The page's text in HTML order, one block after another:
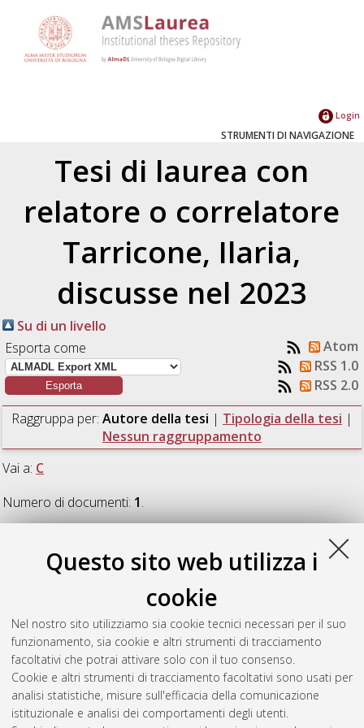
Questo sito web utilizza i
cookie
Nel nostro sito utilizziamo sia cookie tecnici necessari per il suo
funzionamento, sia cookie e altri strumenti di tracciamento
facoltativi che potrai attivare solo con il tuo consenso.
Cookie e altri strumenti di tracciamento facoltativi sono usati per
analisi statistiche, misure sull'efficacia della comunicazione
istituzionale e analisi dei comportamenti degli utenti.
Login
STRUMENTI DI NAVIGAZIONE
Tesi di laurea con
relatore o correlatore
Tarricone, Ilaria,
discusse nel 2023
Su di un livello
Esporta come
Atom
RSS 1.0
RSS 2.0
Raggruppa per: Autore della tesi | Tipologia della tesi |
Nessun raggruppamento
Vai a: C
Numero di documenti: 1.
Ruolo della nutrizione nel trattamento
dell'attività ambulatoriale di psicosomatica (IAS) presso U.O. di
Nutrizione Clinica.[Laurea], Università di Bologna, Corso di
Studio inDietistica (abilitante alla professione sanitaria di
dietista) [L-DM270]